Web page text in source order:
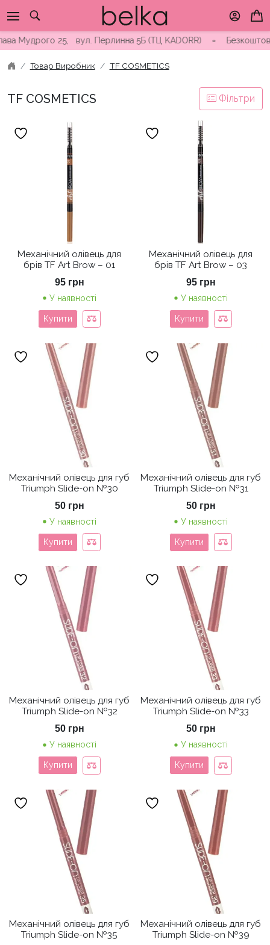
to
content 25, вул. Перлинна 5Б (ТЦ KADORR) ∘ Безкоштовна
Товар Виробник TF COSMETICS
TF COSMETICS Фільтри
Механічний олівець для
брів TF Art Brow – 01
95 грн
У наявності
Купити
Механічний олівець для
брів TF Art Brow – 03
95 грн
У наявності
Купити
Механічний олівець для губ
Triumph Slide-on №30
50 грн
У наявності
Купити
Механічний олівець для губ
Triumph Slide-on №31
50 грн
У наявності
Купити
Механічний олівець для губ
Triumph Slide-on №32
50 грн
У наявності
Купити
Механічний олівець для губ
Triumph Slide-on №33
50 грн
У наявності
Купити
Механічний олівець для губ
Triumph Slide-on №35
Механічний олівець для губ
Triumph Slide-on №39